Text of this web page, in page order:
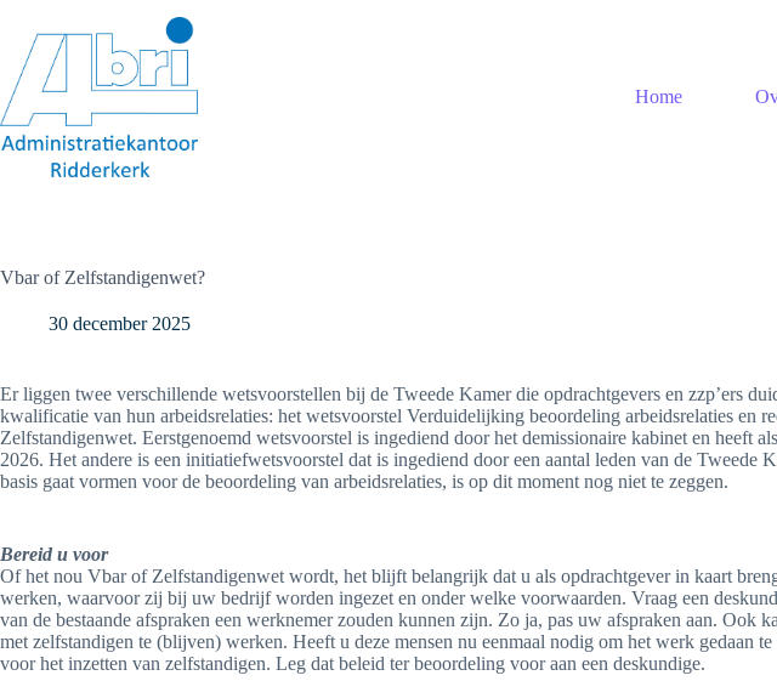
inhoud
Home
Vbar of Zelfstandigenwet?
30 december 2025
Er liggen twee verschillende wetsvoorstellen bij de Tweede Kamer die opdrachtgevers en zzp’ers
kwalificatie van hun arbeidsrelaties: het wetsvoorstel Verduidelijking beoordeling arbeidsrelaties en
Zelfstandigenwet. Eerstgenoemd wetsvoorstel is ingediend door het demissionaire kabinet en heeft
2026. Het andere is een initiatiefwetsvoorstel dat is ingediend door een aantal leden van de Tweede
basis gaat vormen voor de beoordeling van arbeidsrelaties, is op dit moment nog niet te zeggen.
Bereid u voor
Of het nou Vbar of Zelfstandigenwet wordt, het blijft belangrijk dat u als opdrachtgever in kaart
werken, waarvoor zij bij uw bedrijf worden ingezet en onder welke voorwaarden. Vraag een
van de bestaande afspraken een werknemer zouden kunnen zijn. Zo ja, pas uw afspraken aan. Ook
met zelfstandigen te (blijven) werken. Heeft u deze mensen nu eenmaal nodig om het werk gedaan
voor het inzetten van zelfstandigen. Leg dat beleid ter beoordeling voor aan een deskundige.